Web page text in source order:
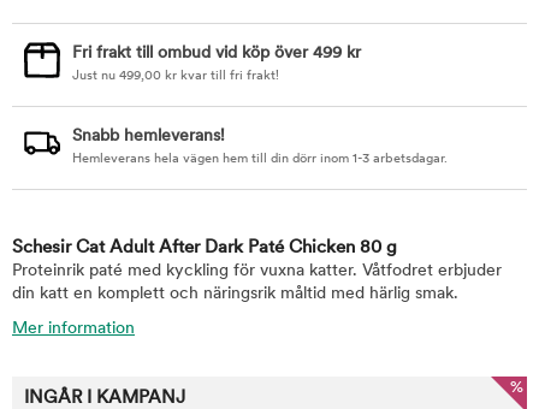
Fri frakt till ombud vid köp över 499 kr
Just nu 499,00 kr kvar till fri frakt!
Snabb hemleverans!
Hemleverans hela vägen hem till din dörr inom 1-3 arbetsdagar.
Schesir Cat Adult After Dark Paté Chicken 80 g
Proteinrik paté med kyckling för vuxna katter. Våtfodret erbjuder
din katt en komplett och näringsrik måltid med härlig smak.
Mer information
%
INGÅR I KAMPANJ